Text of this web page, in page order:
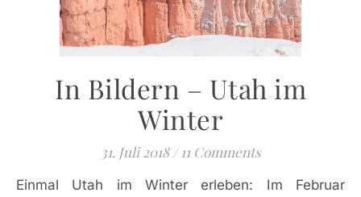
In Bildern – Utah im
Winter
31. Juli 2018 / 11 Comments
Einmal Utah im Winter erleben: Im Februar